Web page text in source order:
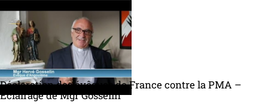
Déclaration des évêques de France contre la PMA –
Eclairage de Mgr Gosselin